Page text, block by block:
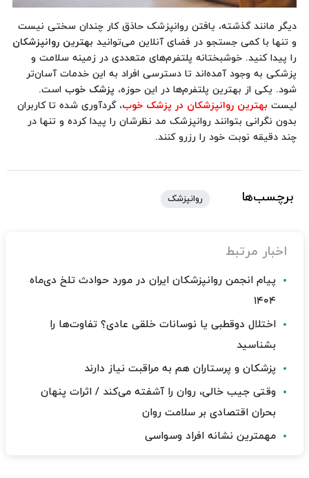
دیگر مانند گذشته، یافتن روانپزشک حاذق کار چندان سختی نیست
و تنها با کمی جستجو در فضای آنلاین می‌توانید بهترین روانپزشکان
را پیدا کنید. خوشبختانه پلتفرم‌های متعددی در زمینه سلامت و
پزشکی به وجود آمده‌اند تا دسترسی افراد به این خدمات آسان‌تر
شود. یکی از بهترین پلتفرم‌ها در این حوزه، پزشک خوب است.
لیست بهترین روانپزشکان در پزشک خوب، گردآوری شده تا کاربران
بدون نگرانی بتوانند روانپزشک مد نظرشان را پیدا کرده و تنها در
چند دقیقه نوبت خود را رزرو کنند.
برچسب‌ها روانپزشک
اخبار مرتبط
پیام انجمن روانپزشکان ایران در مورد حوادث تلخ دی‌ماه
۱۴۰۴
اختلال دوقطبی یا نوسانات خلقی عادی؟ تفاوت‌ها را
بشناسید
پزشکان و پرستاران هم به مراقبت نیاز دارند
وقتی جیب خالی، روان را آشفته می‌کند / اثرات پنهان
بحران اقتصادی بر سلامت روان
مهمترین نشانه افراد وسواسی